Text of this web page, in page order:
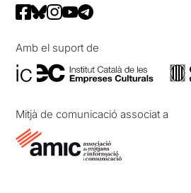
Amb el suport de
Mitjà de comunicació associat a